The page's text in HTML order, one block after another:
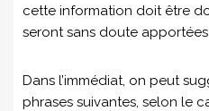
cette information doit être
seront sans doute
Dans l’immédiat, on peut
phrases suivantes, selon le